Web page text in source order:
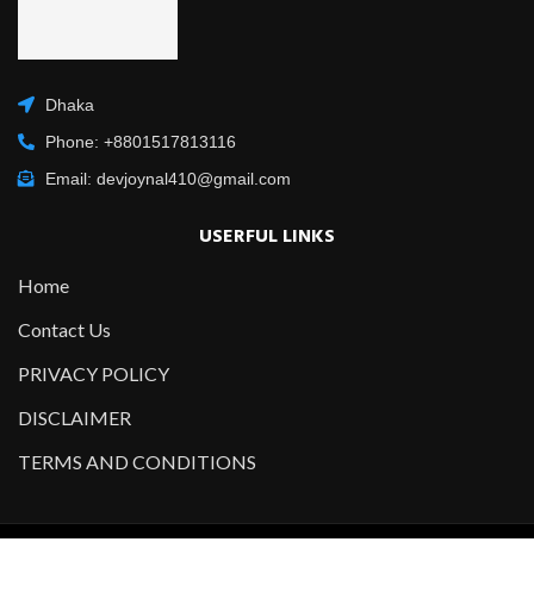
Dhaka
Phone: +8801517813116
Email: devjoynal410@gmail.com
USERFUL LINKS
Home
Contact Us
PRIVACY POLICY
DISCLAIMER
TERMS AND CONDITIONS